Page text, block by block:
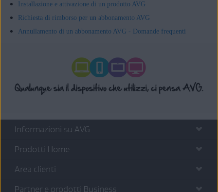
Installazione e attivazione di un prodotto AVG
Richiesta di rimborso per un abbonamento AVG
Annullamento di un abbonamento AVG - Domande frequenti
Informazioni su AVG
Prodotti Home
Area clienti
Partner e prodotti Business